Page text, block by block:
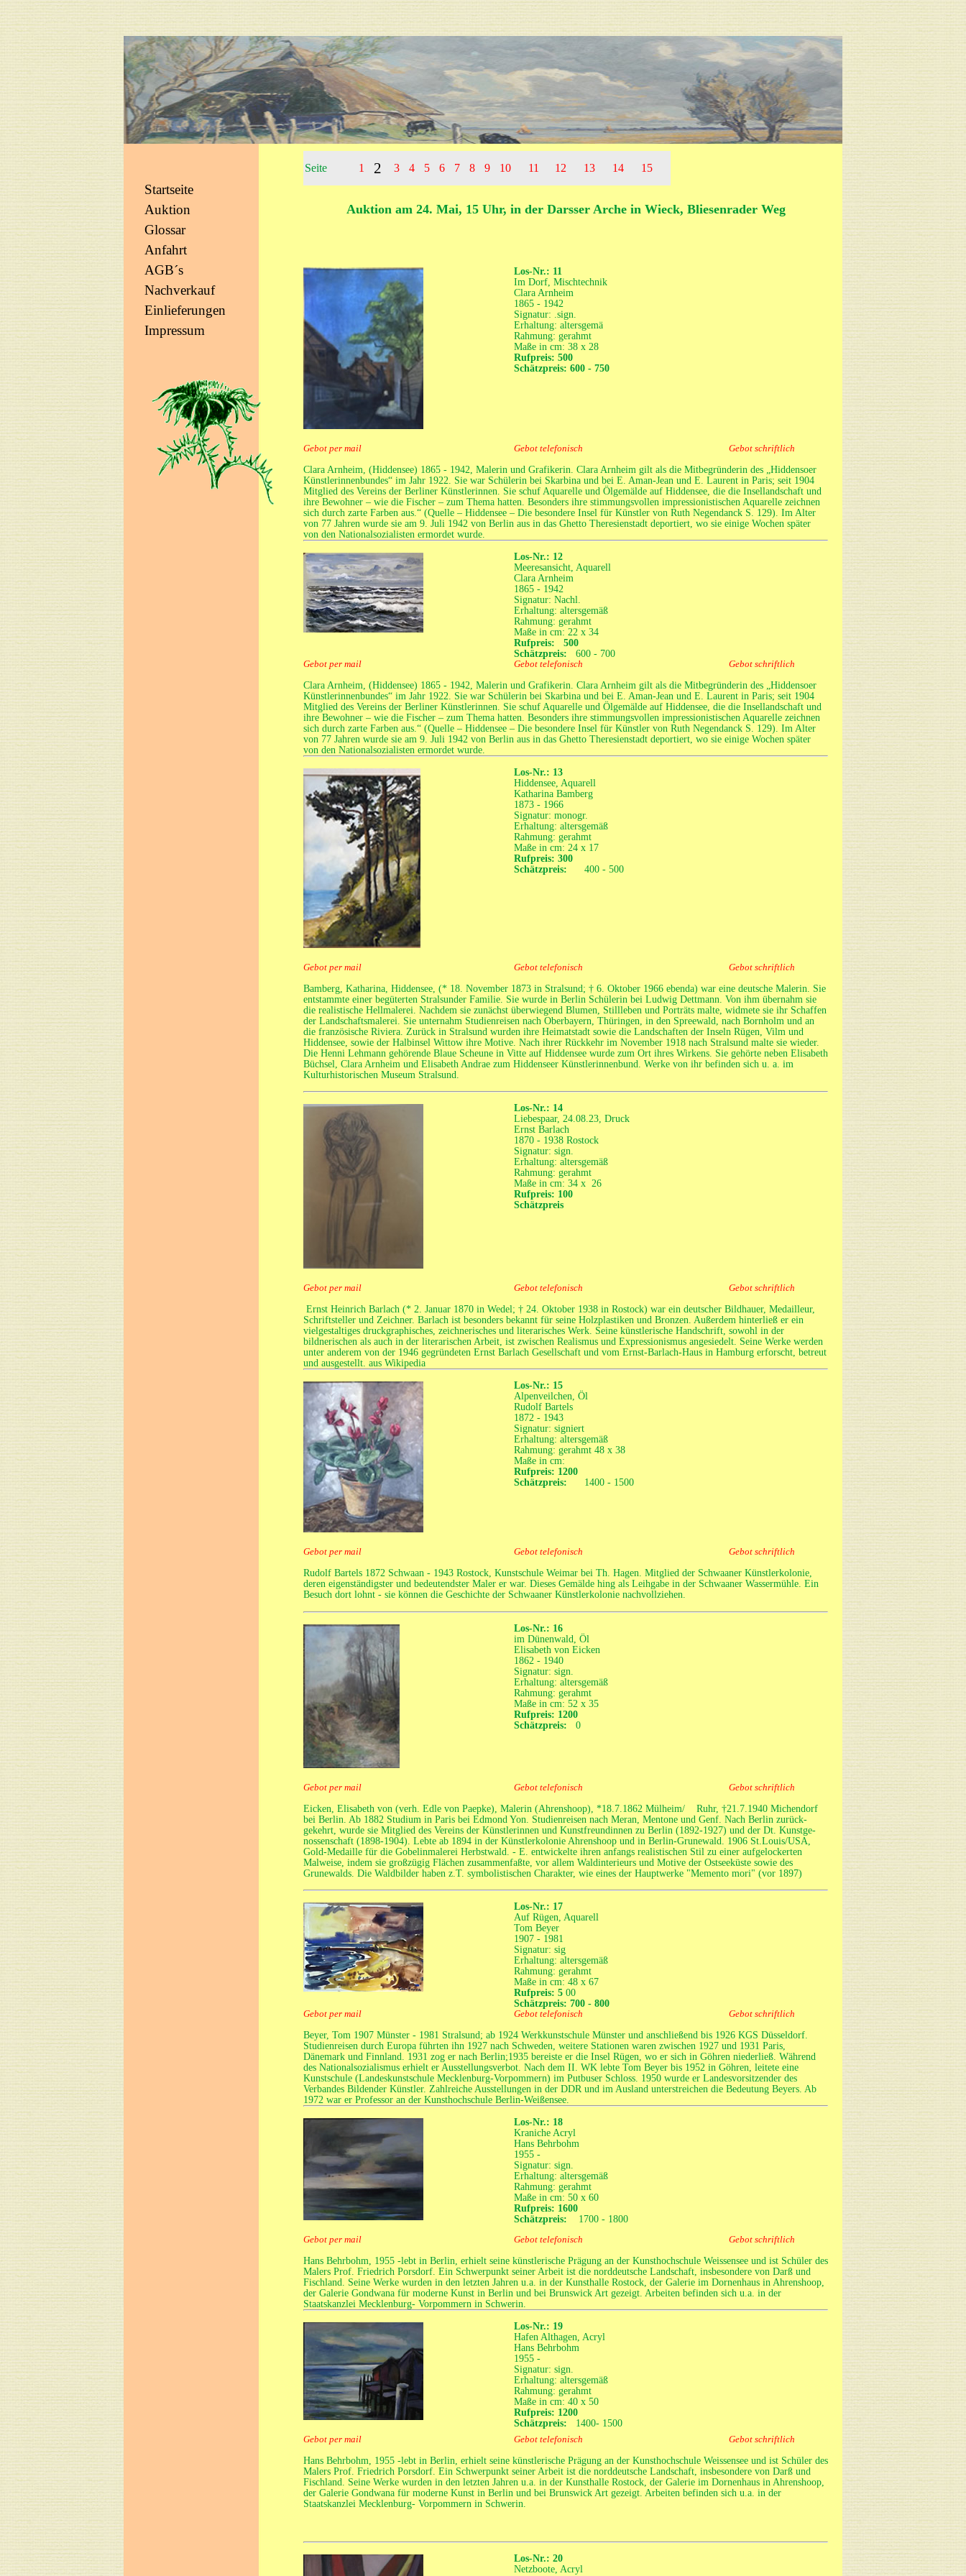
Startseite
Auktion
Glossar
Anfahrt
AGB´s
Nachverkauf
Einlieferungen
Impressum
Seite 1 2 3 4 5 6 7 8 9 10 11 12 13 14 15
Auktion am 24. Mai, 15 Uhr, in der Darsser Arche in Wieck, Bliesenrader Weg
Los-Nr.: 11
Im Dorf, Mischtechnik
Clara Arnheim
1865 - 1942
Signatur: .sign.
Erhaltung: altersgemä
Rahmung: gerahmt
Maße in cm: 38 x 28
Rufpreis: 500
Schätzpreis: 600 - 750
Gebot per mail Gebot telefonisch Gebot schriftlich
Clara Arnheim, (Hiddensee) 1865 - 1942, Malerin und Grafikerin. Clara Arnheim gilt als die Mitbegründerin des „Hiddensoer
Künstlerinnenbundes“ im Jahr 1922. Sie war Schülerin bei Skarbina und bei E. Aman-Jean und E. Laurent in Paris; seit 1904
Mitglied des Vereins der Berliner Künstlerinnen. Sie schuf Aquarelle und Ölgemälde auf Hiddensee, die die Insellandschaft und
ihre Bewohner – wie die Fischer – zum Thema hatten. Besonders ihre stimmungsvollen impressionistischen Aquarelle zeichnen
sich durch zarte Farben aus.“ (Quelle – Hiddensee – Die besondere Insel für Künstler von Ruth Negendanck S. 129). Im Alter
von 77 Jahren wurde sie am 9. Juli 1942 von Berlin aus in das Ghetto Theresienstadt deportiert, wo sie einige Wochen später
von den Nationalsozialisten ermordet wurde.
Los-Nr.: 12
Meeresansicht, Aquarell
Clara Arnheim
1865 - 1942
Signatur: Nachl.
Erhaltung: altersgemäß
Rahmung: gerahmt
Maße in cm: 22 x 34
Rufpreis: 500
Schätzpreis: 600 - 700
Gebot per mail Gebot telefonisch Gebot schriftlich
Clara Arnheim, (Hiddensee) 1865 - 1942, Malerin und Grafikerin. Clara Arnheim gilt als die Mitbegründerin des „Hiddensoer
Künstlerinnenbundes“ im Jahr 1922. Sie war Schülerin bei Skarbina und bei E. Aman-Jean und E. Laurent in Paris; seit 1904
Mitglied des Vereins der Berliner Künstlerinnen. Sie schuf Aquarelle und Ölgemälde auf Hiddensee, die die Insellandschaft und
ihre Bewohner – wie die Fischer – zum Thema hatten. Besonders ihre stimmungsvollen impressionistischen Aquarelle zeichnen
sich durch zarte Farben aus.“ (Quelle – Hiddensee – Die besondere Insel für Künstler von Ruth Negendanck S. 129). Im Alter
von 77 Jahren wurde sie am 9. Juli 1942 von Berlin aus in das Ghetto Theresienstadt deportiert, wo sie einige Wochen später
von den Nationalsozialisten ermordet wurde.
Los-Nr.: 13
Hiddensee, Aquarell
Katharina Bamberg
1873 - 1966
Signatur: monogr.
Erhaltung: altersgemäß
Rahmung: gerahmt
Maße in cm: 24 x 17
Rufpreis: 300
Schätzpreis: 400 - 500
Gebot per mail Gebot telefonisch Gebot schriftlich
Bamberg, Katharina, Hiddensee, (* 18. November 1873 in Stralsund; † 6. Oktober 1966 ebenda) war eine deutsche Malerin. Sie
entstammte einer begüterten Stralsunder Familie. Sie wurde in Berlin Schülerin bei Ludwig Dettmann. Von ihm übernahm sie
die realistische Hellmalerei. Nachdem sie zunächst überwiegend Blumen, Stillleben und Porträts malte, widmete sie ihr Schaffen
der Landschaftsmalerei. Sie unternahm Studienreisen nach Oberbayern, Thüringen, in den Spreewald, nach Bornholm und an
die französische Riviera. Zurück in Stralsund wurden ihre Heimatstadt sowie die Landschaften der Inseln Rügen, Vilm und
Hiddensee, sowie der Halbinsel Wittow ihre Motive. Nach ihrer Rückkehr im November 1918 nach Stralsund malte sie wieder.
Die Henni Lehmann gehörende Blaue Scheune in Vitte auf Hiddensee wurde zum Ort ihres Wirkens. Sie gehörte neben Elisabeth
Büchsel, Clara Arnheim und Elisabeth Andrae zum Hiddenseer Künstlerinnenbund. Werke von ihr befinden sich u. a. im
Kulturhistorischen Museum Stralsund.
Los-Nr.: 14
Liebespaar, 24.08.23, Druck
Ernst Barlach
1870 - 1938 Rostock
Signatur: sign.
Erhaltung: altersgemäß
Rahmung: gerahmt
Maße in cm: 34 x 26
Rufpreis: 100
Schätzpreis
Gebot per mail Gebot telefonisch Gebot schriftlich
Ernst Heinrich Barlach (* 2. Januar 1870 in Wedel; † 24. Oktober 1938 in Rostock) war ein deutscher Bildhauer, Medailleur,
Schriftsteller und Zeichner. Barlach ist besonders bekannt für seine Holzplastiken und Bronzen. Außerdem hinterließ er ein
vielgestaltiges druckgraphisches, zeichnerisches und literarisches Werk. Seine künstlerische Handschrift, sowohl in der
bildnerischen als auch in der literarischen Arbeit, ist zwischen Realismus und Expressionismus angesiedelt. Seine Werke werden
unter anderem von der 1946 gegründeten Ernst Barlach Gesellschaft und vom Ernst-Barlach-Haus in Hamburg erforscht, betreut
und ausgestellt. aus Wikipedia
Los-Nr.: 15
Alpenveilchen, Öl
Rudolf Bartels
1872 - 1943
Signatur: signiert
Erhaltung: altersgemäß
Rahmung: gerahmt 48 x 38
Maße in cm:
Rufpreis: 1200
Schätzpreis: 1400 - 1500
Gebot per mail Gebot telefonisch Gebot schriftlich
Rudolf Bartels 1872 Schwaan - 1943 Rostock, Kunstschule Weimar bei Th. Hagen. Mitglied der Schwaaner Künstlerkolonie,
deren eigenständigster und bedeutendster Maler er war. Dieses Gemälde hing als Leihgabe in der Schwaaner Wassermühle. Ein
Besuch dort lohnt - sie können die Geschichte der Schwaaner Künstlerkolonie nachvollziehen.
Los-Nr.: 16
im Dünenwald, Öl
Elisabeth von Eicken
1862 - 1940
Signatur: sign.
Erhaltung: altersgemäß
Rahmung: gerahmt
Maße in cm: 52 x 35
Rufpreis: 1200
Schätzpreis: 0
Gebot per mail Gebot telefonisch Gebot schriftlich
Eicken, Elisabeth von (verh. Edle von Paepke), Malerin (Ahrenshoop), *18.7.1862 Mülheim/ Ruhr, †21.7.1940 Michendorf
bei Berlin. Ab 1882 Studium in Paris bei Edmond Yon. Studienreisen nach Meran, Mentone und Genf. Nach Berlin zurück-
gekehrt, wurde sie Mitglied des Vereins der Künstlerinnen und Kunstfreundinnen zu Berlin (1892-1927) und der Dt. Kunstge-
nossenschaft (1898-1904). Lebte ab 1894 in der Künstlerkolonie Ahrenshoop und in Berlin-Grunewald. 1906 St.Louis/USA,
Gold-Medaille für die Gobelinmalerei Herbstwald. - E. entwickelte ihren anfangs realistischen Stil zu einer aufgelockerten
Malweise, indem sie großzügig Flächen zusammenfaßte, vor allem Waldinterieurs und Motive der Ostseeküste sowie des
Grunewalds. Die Waldbilder haben z.T. symbolistischen Charakter, wie eines der Hauptwerke "Memento mori" (vor 1897)
Los-Nr.: 17
Auf Rügen, Aquarell
Tom Beyer
1907 - 1981
Signatur: sig
Erhaltung: altersgemäß
Rahmung: gerahmt
Maße in cm: 48 x 67
Rufpreis: 5 00
Schätzpreis: 700 - 800
Gebot per mail Gebot telefonisch Gebot schriftlich
Beyer, Tom 1907 Münster - 1981 Stralsund; ab 1924 Werkkunstschule Münster und anschließend bis 1926 KGS Düsseldorf.
Studienreisen durch Europa führten ihn 1927 nach Schweden, weitere Stationen waren zwischen 1927 und 1931 Paris,
Dänemark und Finnland. 1931 zog er nach Berlin;1935 bereiste er die Insel Rügen, wo er sich in Göhren niederließ. Während
des Nationalsozialismus erhielt er Ausstellungsverbot. Nach dem II. WK lebte Tom Beyer bis 1952 in Göhren, leitete eine
Kunstschule (Landeskunstschule Mecklenburg-Vorpommern) im Putbuser Schloss. 1950 wurde er Landesvorsitzender des
Verbandes Bildender Künstler. Zahlreiche Ausstellungen in der DDR und im Ausland unterstreichen die Bedeutung Beyers. Ab
1972 war er Professor an der Kunsthochschule Berlin-Weißensee.
Los-Nr.: 18
Kraniche Acryl
Hans Behrbohm
1955 -
Signatur: sign.
Erhaltung: altersgemäß
Rahmung: gerahmt
Maße in cm: 50 x 60
Rufpreis: 1600
Schätzpreis: 1700 - 1800
Gebot per mail Gebot telefonisch Gebot schriftlich
Hans Behrbohm, 1955 -lebt in Berlin, erhielt seine künstlerische Prägung an der Kunsthochschule Weissensee und ist Schüler des
Malers Prof. Friedrich Porsdorf. Ein Schwerpunkt seiner Arbeit ist die norddeutsche Landschaft, insbesondere von Darß und
Fischland. Seine Werke wurden in den letzten Jahren u.a. in der Kunsthalle Rostock, der Galerie im Dornenhaus in Ahrenshoop,
der Galerie Gondwana für moderne Kunst in Berlin und bei Brunswick Art gezeigt. Arbeiten befinden sich u.a. in der
Staatskanzlei Mecklenburg- Vorpommern in Schwerin.
Los-Nr.: 19
Hafen Althagen, Acryl
Hans Behrbohm
1955 -
Signatur: sign.
Erhaltung: altersgemäß
Rahmung: gerahmt
Maße in cm: 40 x 50
Rufpreis: 1200
Schätzpreis: 1400- 1500
Gebot per mail Gebot telefonisch Gebot schriftlich
Hans Behrbohm, 1955 -lebt in Berlin, erhielt seine künstlerische Prägung an der Kunsthochschule Weissensee und ist Schüler des
Malers Prof. Friedrich Porsdorf. Ein Schwerpunkt seiner Arbeit ist die norddeutsche Landschaft, insbesondere von Darß und
Fischland. Seine Werke wurden in den letzten Jahren u.a. in der Kunsthalle Rostock, der Galerie im Dornenhaus in Ahrenshoop,
der Galerie Gondwana für moderne Kunst in Berlin und bei Brunswick Art gezeigt. Arbeiten befinden sich u.a. in der
Staatskanzlei Mecklenburg- Vorpommern in Schwerin.
Los-Nr.: 20
Netzboote, Acryl